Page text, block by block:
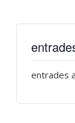
entrades